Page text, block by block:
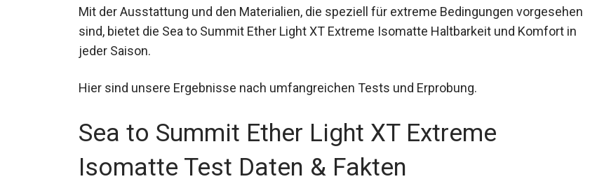
Mit der Ausstattung und den Materialien, die speziell für extreme Bedingungen vorgesehen
sind, bietet die Sea to Summit Ether Light XT Extreme Isomatte Haltbarkeit und Komfort in
jeder Saison.
Hier sind unsere Ergebnisse nach umfangreichen Tests und Erprobung.
Sea to Summit Ether Light XT Extreme
Isomatte Test Daten & Fakten